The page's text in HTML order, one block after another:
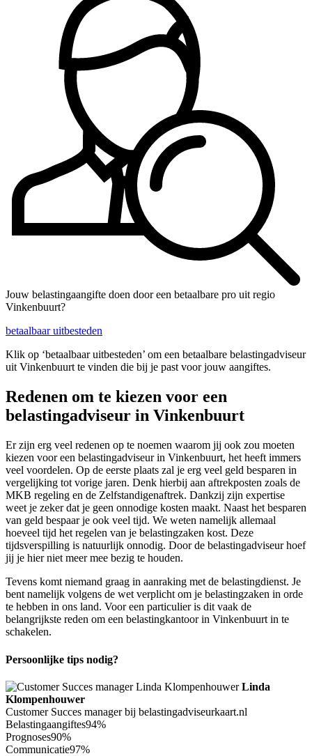
Jouw belastingaangifte doen door een betaalbare pro uit regio
Vinkenbuurt?
betaalbaar uitbesteden
Klik op ‘betaalbaar uitbesteden’ om een betaalbare belastingadviseur
uit Vinkenbuurt te vinden die bij je past voor jouw aangiftes.
Redenen om te kiezen voor een
belastingadviseur in Vinkenbuurt
Er zijn erg veel redenen op te noemen waarom jij ook zou moeten
kiezen voor een belastingadviseur in Vinkenbuurt, het heeft immers
veel voordelen. Op de eerste plaats zal je erg veel geld besparen in
vergelijking tot vorige jaren. Denk hierbij aan aftrekposten zoals de
MKB regeling en de Zelfstandigenaftrek. Dankzij zijn expertise
weet je zeker dat je geen onnodige kosten maakt. Naast het besparen
van geld bespaar je ook veel tijd. We weten namelijk allemaal
hoeveel tijd het regelen van je belastingzaken kost. Deze
tijdsverspilling is natuurlijk onnodig. Door de belastingadviseur hoef
jij je hier niet meer mee bezig te houden.
Tevens komt niemand graag in aanraking met de belastingdienst. Je
bent namelijk volgens de wet verplicht om je belastingzaken in orde
te hebben in ons land. Voor een particulier is dit vaak de
belangrijkste reden om een belastingkantoor in Vinkenbuurt in te
schakelen.
Persoonlijke tips nodig?
Linda
Klompenhouwer
Customer Succes manager bij belastingadviseurkaart.nl
Belastingaangiftes94%
Prognoses90%
Communicatie97%